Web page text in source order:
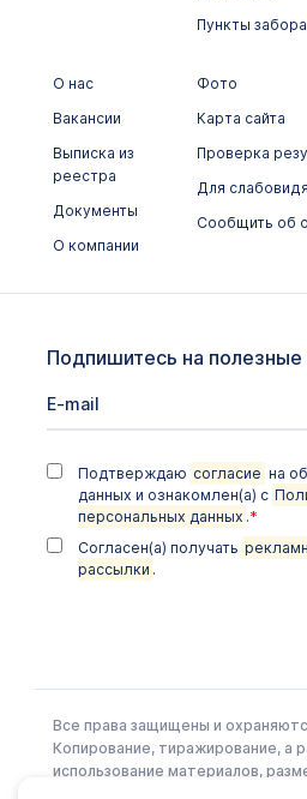
Пункты забора
О нас
Вакансии
Выписка из
реестра
Документы
О компании
Фото
Карта сайта
Проверка
Для
Сообщить об
Подпишитесь на полезные
Подтверждаю согласие на
данных и ознакомлен(а) с
персональных данных .*
Согласен(а) получать
рассылки .
Все права защищены и
Копирование, тиражирование, а
использование материалов,